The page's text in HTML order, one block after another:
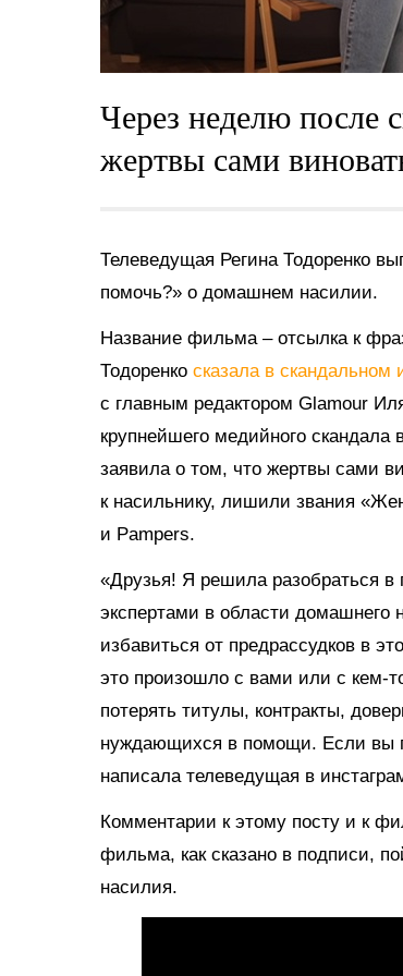
Через неделю после
жертвы сами
Телеведущая Регина Тодоренко
помочь?» о домашнем насилии.
Название фильма – отсылка к
Тодоренко сказала в скандальном
с главным редактором Glamour
крупнейшего медийного
заявила о том, что жертвы сами
к насильнику, лишили звания
и Pampers.
«Друзья! Я решила разобраться
экспертами в области
избавиться от предрассудков в
это произошло с вами или с кем-
потерять титулы, контракты,
нуждающихся в помощи. Если вы
написала телеведущая в
Комментарии к этому посту и к
фильма, как сказано в подписи,
насилия.